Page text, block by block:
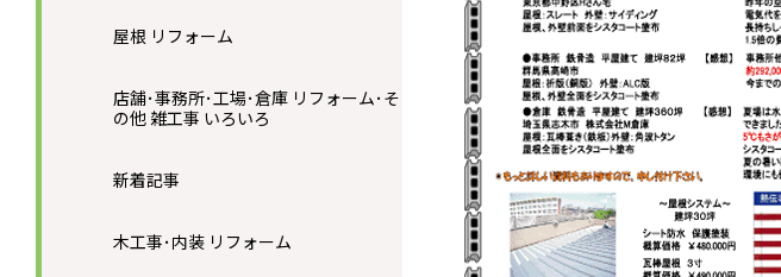
屋根 リフォーム
店舗･事務所･工場･倉庫 リフォーム･そ
の他 雑工事 いろいろ
新着記事
木工事･内装 リフォーム